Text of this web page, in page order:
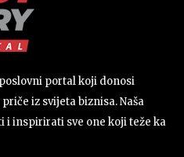
portal koji donosi
iz svijeta biznisa. Naša
inspirirati sve one koji teže ka